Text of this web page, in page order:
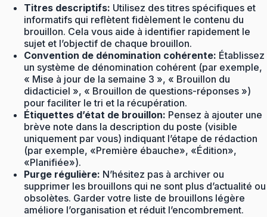
Titres descriptifs: Utilisez des titres spécifiques et
informatifs qui reflètent fidèlement le contenu du
brouillon. Cela vous aide à identifier rapidement le
sujet et l’objectif de chaque brouillon.
Convention de dénomination cohérente: Établissez
un système de dénomination cohérent (par exemple,
« Mise à jour de la semaine 3 », « Brouillon du
didacticiel », « Brouillon de questions-réponses »)
pour faciliter le tri et la récupération.
Étiquettes d’état de brouillon: Pensez à ajouter une
brève note dans la description du poste (visible
uniquement par vous) indiquant l’étape de rédaction
(par exemple, «Première ébauche», «Édition»,
«Planifiée»).
Purge régulière: N’hésitez pas à archiver ou
supprimer les brouillons qui ne sont plus d’actualité ou
obsolètes. Garder votre liste de brouillons légère
améliore l’organisation et réduit l’encombrement.